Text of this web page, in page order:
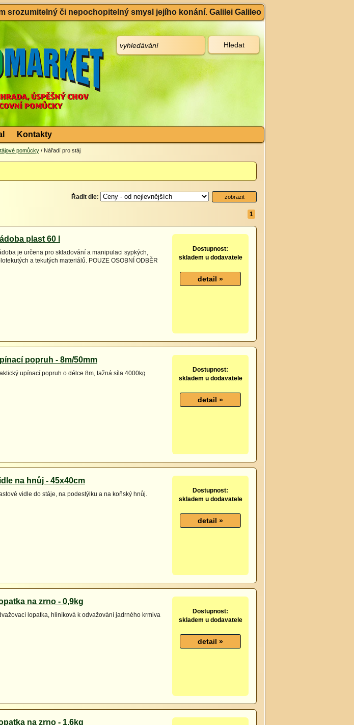
srozumitelný či nepochopitelný smysl jejího konání. Galilei Galileo
Kontakty
pomůcky / Nářadí pro stáj
Řadit dle:
1
plast 60 l
je určena pro skladování a manipulaci sypkých,
a tekutých materiálů. POUZE OSOBNÍ ODBĚR
Dostupnost:
skladem u dodavatele
popruh - 8m/50mm
upínací popruh o délce 8m, tažná síla 4000kg
Dostupnost:
skladem u dodavatele
na hnůj - 45x40cm
vidle do stáje, na podestýlku a na koňský hnůj.
Dostupnost:
skladem u dodavatele
na zrno - 0,9kg
lopatka, hliníková k odvažování jadrného krmiva
Dostupnost:
skladem u dodavatele
na zrno - 1,6kg